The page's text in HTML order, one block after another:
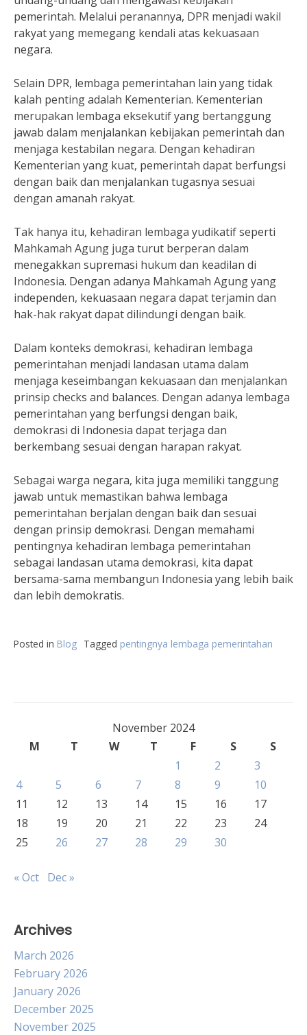
pemerintah. Melalui peranannya, DPR menjadi wakil
rakyat yang memegang kendali atas kekuasaan
negara.
Selain DPR, lembaga pemerintahan lain yang tidak
kalah penting adalah Kementerian. Kementerian
merupakan lembaga eksekutif yang bertanggung
jawab dalam menjalankan kebijakan pemerintah dan
menjaga kestabilan negara. Dengan kehadiran
Kementerian yang kuat, pemerintah dapat berfungsi
dengan baik dan menjalankan tugasnya sesuai
dengan amanah rakyat.
Tak hanya itu, kehadiran lembaga yudikatif seperti
Mahkamah Agung juga turut berperan dalam
menegakkan supremasi hukum dan keadilan di
Indonesia. Dengan adanya Mahkamah Agung yang
independen, kekuasaan negara dapat terjamin dan
hak-hak rakyat dapat dilindungi dengan baik.
Dalam konteks demokrasi, kehadiran lembaga
pemerintahan menjadi landasan utama dalam
menjaga keseimbangan kekuasaan dan menjalankan
prinsip checks and balances. Dengan adanya lembaga
pemerintahan yang berfungsi dengan baik,
demokrasi di Indonesia dapat terjaga dan
berkembang sesuai dengan harapan rakyat.
Sebagai warga negara, kita juga memiliki tanggung
jawab untuk memastikan bahwa lembaga
pemerintahan berjalan dengan baik dan sesuai
dengan prinsip demokrasi. Dengan memahami
pentingnya kehadiran lembaga pemerintahan
sebagai landasan utama demokrasi, kita dapat
bersama-sama membangun Indonesia yang lebih baik
dan lebih demokratis.
Posted in Blog Tagged pentingnya lembaga pemerintahan
November 2024
M
T W T F S
S
1
2
3
4
5 6 7 8 9
10
11
12 13 14 15 16
17
18
19 20 21 22 23
24
25
26 27 28 29 30
« Oct Dec »
Archives
March 2026
February 2026
January 2026
December 2025
November 2025